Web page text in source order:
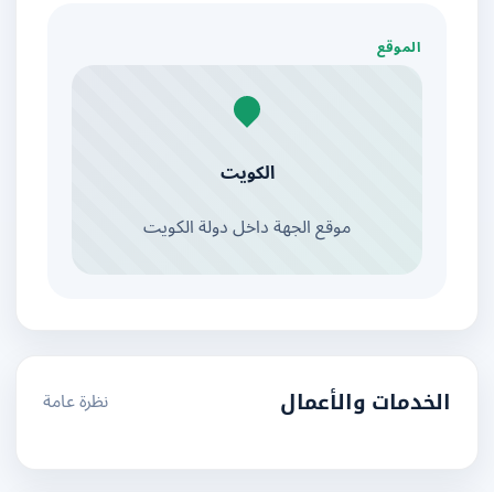
الموقع
الكويت
موقع الجهة داخل دولة الكويت
الخدمات والأعمال نظرة عامة